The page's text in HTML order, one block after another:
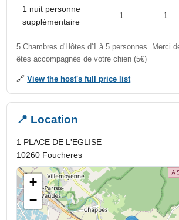
1 nuit personne
supplémentaire
1 1
5 Chambres d'Hôtes d'1 à 5 personnes. Merci
êtes accompagnés de votre chien (5€)
🔗View the host's full price list
📍 Location
1 PLACE DE L'EGLISE
10260 Foucheres
+
−